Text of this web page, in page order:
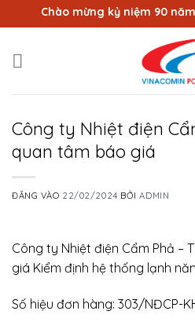
qua
dung
Chào mừng kỷ niệm 90 năm
Công ty Nhiệt điện
quan tâm báo giá
ĐĂNG VÀO 22/02/2024 BỞIADMIN
Công ty Nhiệt điện Cẩm Phả –
giá Kiểm định hệ thống lạnh
Số hiệu đơn hàng: 303/NĐCP-